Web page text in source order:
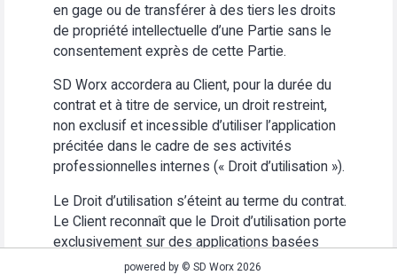
en gage ou de transférer à des tiers les droits
de propriété intellectuelle d’une Partie sans le
consentement exprès de cette Partie.
SD Worx accordera au Client, pour la durée du
contrat et à titre de service, un droit restreint,
non exclusif et incessible d’utiliser l’application
précitée dans le cadre de ses activités
professionnelles internes (« Droit d’utilisation »).
Le Droit d’utilisation s’éteint au terme du contrat.
Le Client reconnaît que le Droit d’utilisation porte
exclusivement sur des applications basées
Web. Le Client s’abstiendra (i) d’utiliser
powered by © SD Worx 2026